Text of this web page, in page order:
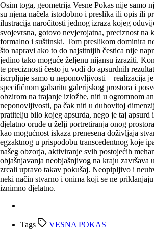
Osim toga, geometrija Vesne Pokas nije samo
su njena načela istodobno i preslika ili opis ili
ilustracija naročitosti jednog izraza kojeg
svojevrsna, gotovo nevjerojatna, preciznost na
formalno i suštinski. Tom preslikom dominira
što napravi ako to do najsitnijih čestica nije
jedino tako moguće željenu nijansu izraziti.
te preciznosti često ju vodi do apsurdnih
iscrpljuje samo u neponovljivosti – realizacija
specifičnom gabaritu galerijskog prostora i
obzirom na trajanje izložbe, niti u ogromnom
neponovljivosti, pa čak niti u duhovitoj
pratitelju bilo kojeg apsurda, nego je taj apsurd
djelatno oruđe u želji portretiranja onog
kao mogućnost iskaza prenesena doživljaja
egzaktnog u prispodobu transcedentnog koje
našeg obzorja, aktiviranje svih postojećih
objašnjavanja neobjašnjivog na kraju završava
zrcali upravo takav pokušaj. Neopipljivo i
neki način stvarno i onima koji se ne priklanjaju
iznimno djelatno.
Tags VESNA POKAS